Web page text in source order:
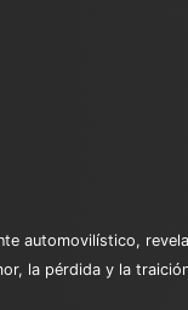
automovilístico,
la pérdida y la